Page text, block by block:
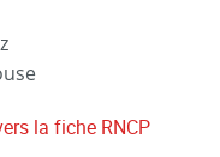
la fiche RNCP